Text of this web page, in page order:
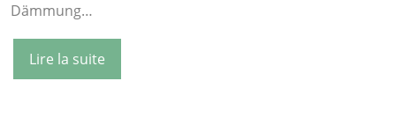
Dämmung…
Lire la suite